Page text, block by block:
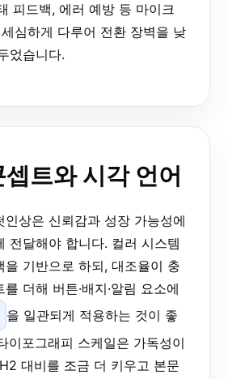
피드백, 에러 예방 등 마이크
심하게 다루어 전환 장벽을 낮
었습니다.
트와 시각 언어
인상은 신뢰감과 성장 가능성에
전달해야 합니다. 컬러 시스템
을 기반으로 하되, 대조율이 충
더해 버튼·배지·알림 요소에
을 일관되게 적용하는 것이 좋
이포그래피 스케일은 가독성이
대비를 조금 더 키우고 본문